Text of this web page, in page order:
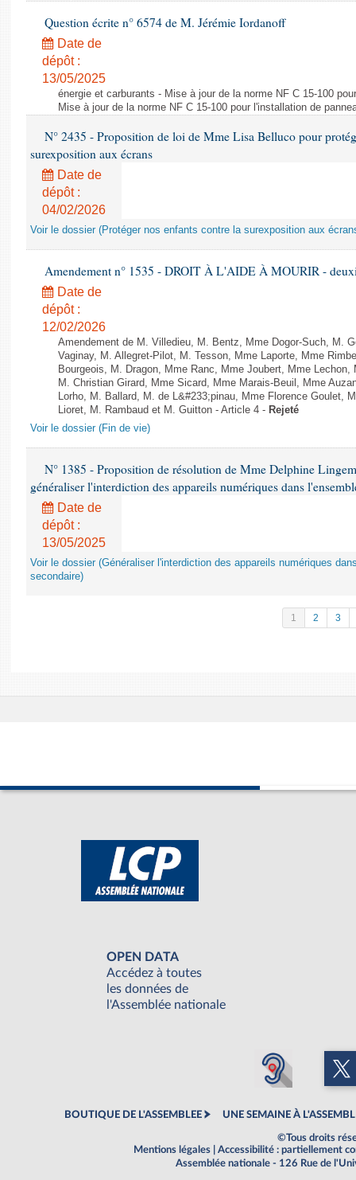
Question écrite n° 6574 de M. Jérémie Iordanoff
Date de
dépôt :
13/05/2025
énergie et carburants - Mise à jour de la norme NF C 15-100
Mise à jour de la norme NF C 15-100 pour l'installation de
N° 2435 - Proposition de loi de Mme Lisa Belluco pour
surexposition aux écrans
Date de
dépôt :
04/02/2026
Voir le dossier (Protéger nos enfants contre la surexposition aux
Amendement n° 1535 - DROIT À L'AIDE À MOURIR -
Date de
dépôt :
12/02/2026
Amendement de M. Villedieu, M. Bentz, Mme Dogor-Such, M.
Vaginay, M. Allegret-Pilot, M. Tesson, Mme Laporte, Mme
Bourgeois, M. Dragon, Mme Ranc, Mme Joubert, Mme
M. Christian Girard, Mme Sicard, Mme Marais-Beuil, Mme
Lorho, M. Ballard, M. de L&#233;pinau, Mme Florence Goulet,
Lioret, M. Rambaud et M. Guitton - Article 4 - Rejeté
Voir le dossier (Fin de vie)
N° 1385 - Proposition de résolution de Mme Delphine
généraliser l'interdiction des appareils numériques dans
Date de
dépôt :
13/05/2025
Voir le dossier (Généraliser l'interdiction des appareils numériques
secondaire)
1 2 3
OPEN DATA
Accédez à toutes
les données de
l'Assemblée nationale
BOUTIQUE DE L'ASSEMBLEE UNE SEMAINE À
©Tous droits
Mentions légales
Accessibilité : partiellement
Assemblée nationale - 126 Rue de